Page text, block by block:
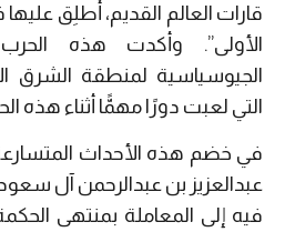
قارات العالم القديم، أُطلِق عليها
الأولى”. وأكدت هذه
الجيوسياسية لمنطقة الشرق
التي لعبت دورًا مهمًّا أثناء هذه
في خضم هذه الأحداث
عبدالعزيز بن عبدالرحمن آل
فيه إلى المعاملة بمنتهى